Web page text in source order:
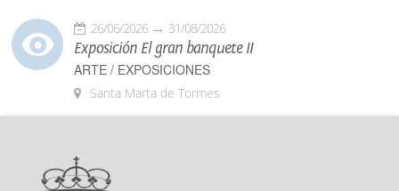
26/06/2026 31/08/2026
Exposición El gran banquete II
ARTE / EXPOSICIONES
Santa Marta de Tormes